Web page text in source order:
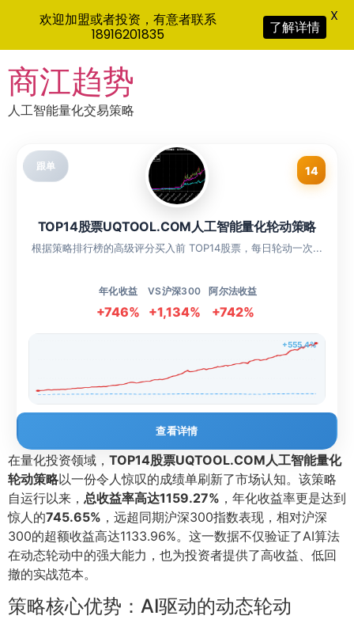
to
content
商江趋势
人工智能量化交易策略
跟单 14
TOP14股票UQTOOL.COM人工智能量化轮动策略
根据策略排行榜的高级评分买入前 TOP14股票，每日轮动一次...
年化收益
+746%
VS沪深300
+1,134%
阿尔法收益
+742%
+555.4%
查看详情
在量化投资领域， TOP14股票UQTOOL.COM人工智能量化
轮动策略以一份令人惊叹的成绩单刷新了市场认知。该策略
自运行以来， 总收益率高达1159.27% ，年化收益率更是达到
惊人的745.65% ，远超同期沪深300指数表现，相对沪深
300的超额收益高达1133.96%。这一数据不仅验证了AI算法
在动态轮动中的强大能力，也为投资者提供了高收益、低回
撤的实战范本。
策略核心优势：AI驱动的动态轮动
欢迎加盟或者投资，有意者联系
18916201835
了解详情
X